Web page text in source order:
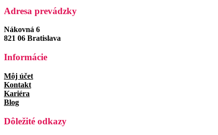
Adresa prevádzky
Nákovná 6
821 06 Bratislava
Informácie
Môj účet
Kontakt
Kariéra
Blog
Dôležité odkazy